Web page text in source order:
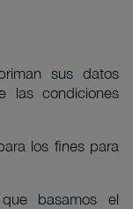
sus datos
las condiciones
los fines para
basamos el